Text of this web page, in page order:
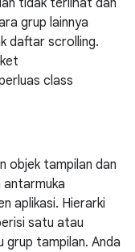
grup lainnya
daftar scrolling.
class
objek tampilan dan
antarmuka
aplikasi. Hierarki
satu atau
grup tampilan. Anda